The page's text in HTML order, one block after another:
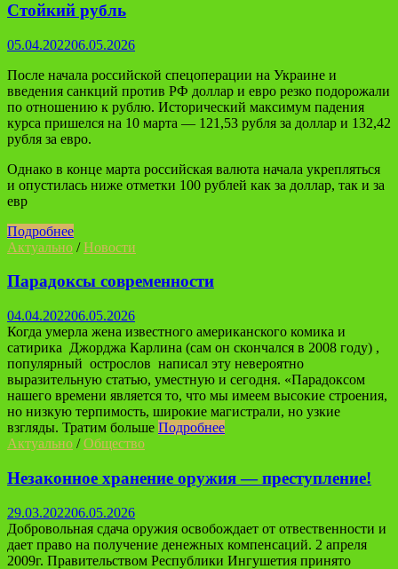
Стойкий рубль
05.04.202206.05.2026
После начала российской спецоперации на Украине и
введения санкций против РФ доллар и евро резко подорожали
по отношению к рублю. Исторический максимум падения
курса пришелся на 10 марта — 121,53 рубля за доллар и 132,42
рубля за евро.
Однако в конце марта российская валюта начала укрепляться
и опустилась ниже отметки 100 рублей как за доллар, так и за
евр
Подробнее
Актуально /Новости
Парадоксы современности
04.04.202206.05.2026
Когда умерла жена известного американского комика и
сатирика Джорджа Карлина (сам он скончался в 2008 году) ,
популярный острослов написал эту невероятно
выразительную статью, уместную и сегодня. «Парадоксом
нашего времени является то, что мы имеем высокие строения,
но низкую терпимость, широкие магистрали, но узкие
взгляды. Тратим больше Подробнее
Актуально /Общество
Незаконное хранение оружия — преступление!
29.03.202206.05.2026
Добровольная сдача оружия освобождает от отвественности и
дает право на получение денежных компенсаций. 2 апреля
2009г. Правительством Республики Ингушетия принято